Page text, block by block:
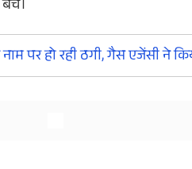
पर हो रही ठगी, गैस एजेंसी ने
और देखें